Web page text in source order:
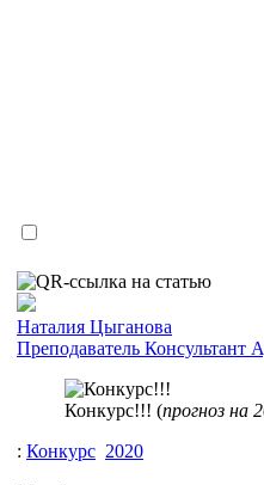
Наталия Цыганова
Преподаватель Консультант
Конкурс!!! (прогноз на
: Конкурс 2020